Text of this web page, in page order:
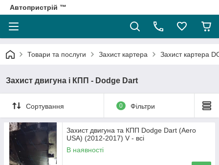
Автопристрій ™
Товари та послуги Захист картера Захист картера
Захист двигуна і КПП - Dodge Dart
Сортування 0 Фільтри
Захист двигуна та КПП Dodge Dart (Aero
USA) (2012-2017) V - всі
В наявності